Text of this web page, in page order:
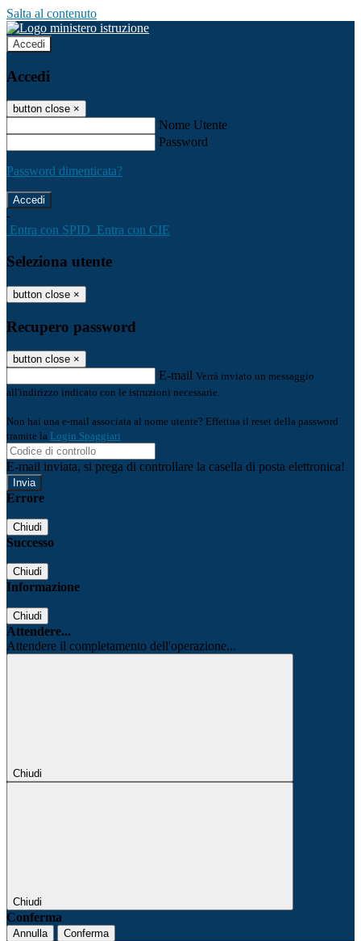
Salta al contenuto
Accedi
Accedi
button close ×
Nome Utente
Password
Password dimenticata?
-
Entra con SPID Entra con CIE
Seleziona utente
button close ×
Recupero password
button close ×
E-mail Verrà inviato un messaggio
all'indirizzo indicato con le istruzioni necessarie.
Non hai una e-mail associata al nome utente? Effettua il reset della password
tramite la Login Spaggiari
E-mail inviata, si prega di controllare la casella di posta elettronica!
Errore
Chiudi
Successo
Chiudi
Informazione
Chiudi
Attendere...
Attendere il completamento dell'operazione...
Chiudi
Chiudi
Conferma
Annulla Conferma